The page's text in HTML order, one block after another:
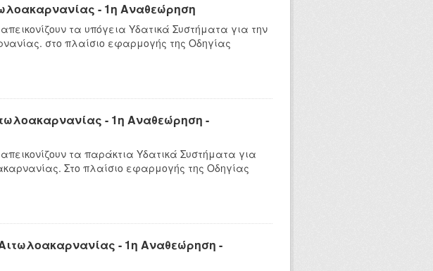
- 1η Αναθεώρηση
τα υπόγεια Υδατικά Συστήματα για την
στο πλαίσιο εφαρμογής της Οδηγίας
- 1η Αναθεώρηση -
τα παράκτια Υδατικά Συστήματα για
Στο πλαίσιο εφαρμογής της Οδηγίας
- 1η Αναθεώρηση -